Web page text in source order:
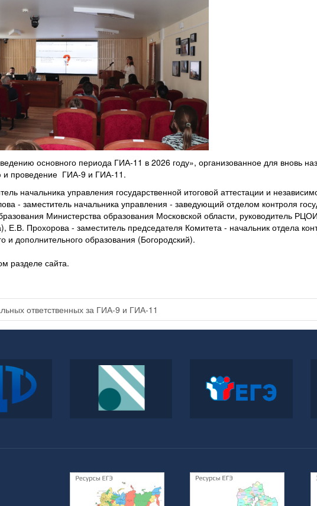
основного периода ГИА-11 в 2026 году», организованное для вновь
и проведение ГИА-9 и ГИА-11.
управления государственной итоговой аттестации и
- заместитель начальника управления - заведующий отделом контроля
Министерства образования Московской области, руководитель
Прохорова - заместитель председателя Комитета - начальник отдела
дополнительного образования (Богородский).
разделе сайта.
ответственных за ГИА-9 и ГИА-11
центр
Федеральный институт
педагогических
измерений
Официальный
информационный портал
ЕГЭ